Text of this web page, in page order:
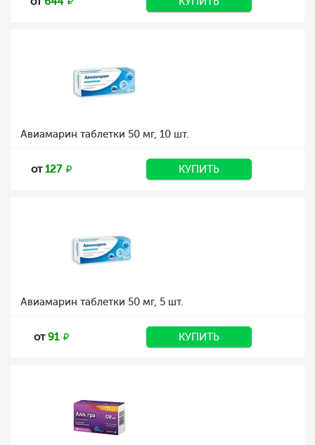
Авиамарин таблетки 50 мг, 10 шт.
от127 КУПИТЬ
Авиамарин таблетки 50 мг, 5 шт.
от91 КУПИТЬ